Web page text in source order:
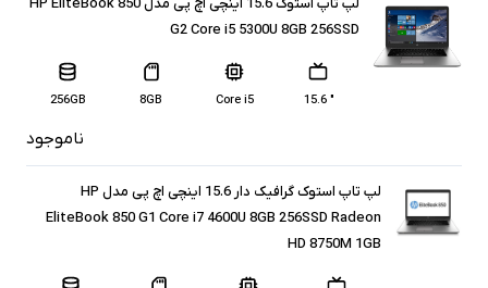
لپ تاپ استوک 15.6 اینچی اچ پی مدل HP EliteBook 850
G2 Core i5 5300U 8GB 256SSD
" 15.6
Core i5
8GB
256GB
ناموجود
لپ تاپ استوک گرافیک دار 15.6 اینچی اچ پی مدل HP
EliteBook 850 G1 Core i7 4600U 8GB 256SSD Radeon
HD 8750M 1GB